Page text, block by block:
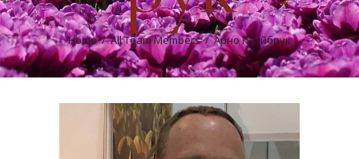
Home All Team Members Арно Клайбрук